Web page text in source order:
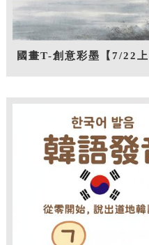
國畫T-創意彩墨【7/22上